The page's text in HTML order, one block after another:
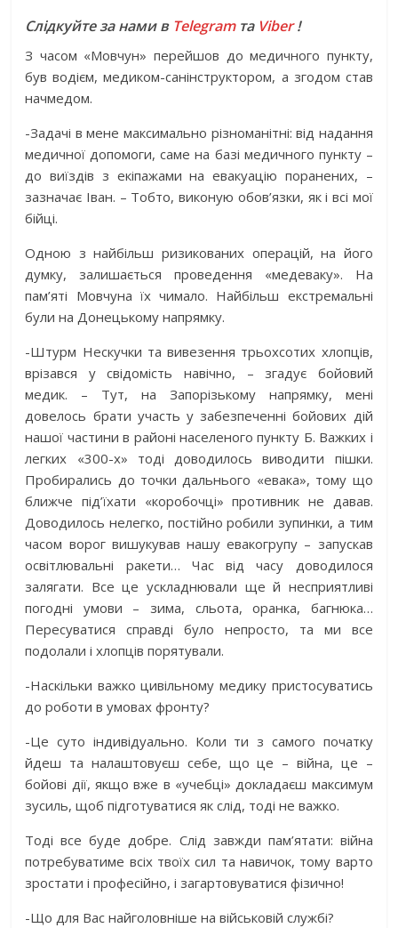
Слідкуйте за нами в Telegramта Viber!
З часом «Мовчун» перейшов до медичного пункту,
був водієм, медиком-санінструктором, а згодом став
начмедом.
-Задачі в мене максимально різноманітні: від надання
медичної допомоги, саме на базі медичного пункту –
до виїздів з екіпажами на евакуацію поранених, –
зазначає Іван. – Тобто, виконую обов’язки, як і всі мої
бійці.
Одною з найбільш ризикованих операцій, на його
думку, залишається проведення «медеваку». На
пам’яті Мовчуна їх чимало. Найбільш екстремальні
були на Донецькому напрямку.
-Штурм Нескучки та вивезення трьохсотих хлопців,
врізався у свідомість навічно, – згадує бойовий
медик. – Тут, на Запорізькому напрямку, мені
довелось брати участь у забезпеченні бойових дій
нашої частини в районі населеного пункту Б. Важких і
легких «300-х» тоді доводилось виводити пішки.
Пробирались до точки дальнього «евака», тому що
ближче під’їхати «коробочці» противник не давав.
Доводилось нелегко, постійно робили зупинки, а тим
часом ворог вишукував нашу евакогрупу – запускав
освітлювальні ракети… Час від часу доводилося
залягати. Все це ускладнювали ще й несприятливі
погодні умови – зима, сльота, оранка, багнюка…
Пересуватися справді було непросто, та ми все
подолали і хлопців порятували.
-Наскільки важко цивільному медику пристосуватись
до роботи в умовах фронту?
-Це суто індивідуально. Коли ти з самого початку
йдеш та налаштовуєш себе, що це – війна, це –
бойові дії, якщо вже в «учебці» докладаєш максимум
зусиль, щоб підготуватися як слід, тоді не важко.
Тоді все буде добре. Слід завжди пам’ятати: війна
потребуватиме всіх твоїх сил та навичок, тому варто
зростати і професійно, і загартовуватися фізично!
-Що для Вас найголовніше на військовій службі?